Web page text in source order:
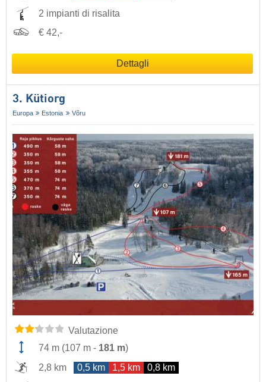
2 impianti di risalita
€ 42,-
Dettagli
3. Kütiorg
Europa Estonia Võru
Valutazione
74 m (107 m - 181 m)
2,8 km
0,5 km 1,5 km 0,8 km